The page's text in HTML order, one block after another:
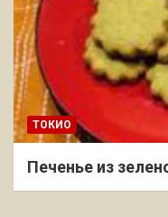
ТОКИО
Печенье из